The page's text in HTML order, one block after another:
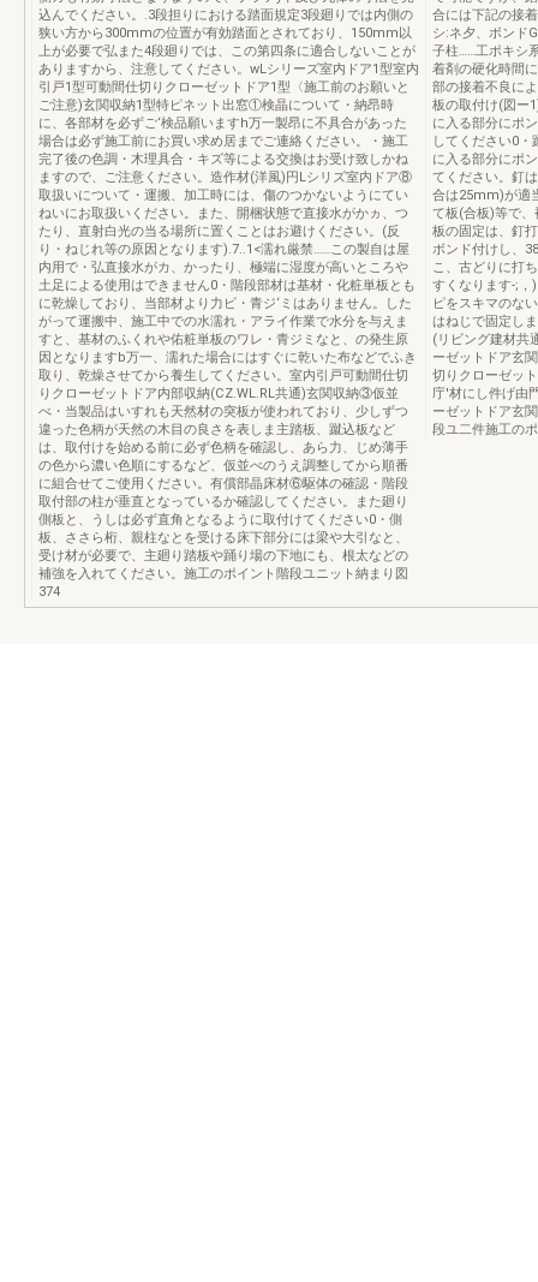
込んでください。.3段担りにおける踏面規定3段廻りでは内側の
狭い方から300mmの位置が有効踏面とされており、150mm以
上が必要で弘また4段廻りでは、この第四条に適合しないことが
ありますから、注意してください。wLシリーズ室内ドア1型室内
引戸1型可動間仕切りクローゼットドア1型〈施工前のお願いと
ご注意)玄関収納1型特ピネット出窓①検晶について・納昂時
に、各部材を必ずご‘検品願いますh万一製昂に不具合があった
場合は必ず施工前にお買い求め居までご連絡ください。・施工
完了後の色調・木理具合・キズ等による交換はお受け致しかね
ますので、ご注意ください。造作材(洋風)円Lシリズ室内ドア⑧
取扱いについて・運搬、加工時には、傷のつかないようにてい
ねいにお取扱いください。また、開梱状態で直接水がかヵ、つ
たり、直射白光の当る場所に置くことはお避けください。(反
り・ねじれ等の原因となります).7..1<濡れ厳禁……この製自は屋
内用で・弘直接水がカ、かったり、極端に湿度が高いところや
土足による使用はできません0・階段部材は基材・化粧単板とも
に乾燥しており、当部材より力ビ・青ジ‘ミはありません。した
がって運搬中、施工中での水濡れ・アライ作業で水分を与えま
すと、基材のふくれや佑粧単板のワレ・青ジミなと、の発生原
因となりますb万一、濡れた場合にはすぐに乾いた布などでふき
取り、乾燥させてから養生してください。室内引戸可動間仕切
りクローゼットドア内部収納(CZ.WL.RL共通)玄関収納③仮並
べ・当製品はいすれも天然材の突板が使われており、少しずつ
違った色柄が天然の木目の良さを表しま主踏板、蹴込板など
は、取付けを始める前に必ず色柄を確認し、あら力、じめ薄手
の色から濃い色順にするなど、仮並べのうえ調整してから順番
に組合せてご使用ください。有償部晶床材⑥駆体の確認・階段
取付部の柱が垂直となっているか確認してください。また廻り
側板と、うしは必ず直角となるように取付けてください0・側
板、ささら桁、親柱なとを受ける床下部分には梁や大引なと、
受け材が必要で、主廻り踏板や踊り場の下地にも、根太などの
補強を入れてください。施工のポイント階段ユニット納まり図
374
合には下記の接
シ:ネ夕、ボンド
子柱……工ポキシ
着剤の硬化時間
部の接着不良に
板の取付け(図ー
に入る部分にポ
してください0
に入る部分にポ
てください。釘
合は25mm)が適
て板(合板)等で
板の固定は、釘
ボンド付けし、
こ、古どりに打
すくなります-;，
ピをスキマのな
はねじで固定し
(リビング建材共
ーゼットドア玄
切りクローゼッ
庁'材にし件げ由
ーゼットドア玄
段ユ二件施工の